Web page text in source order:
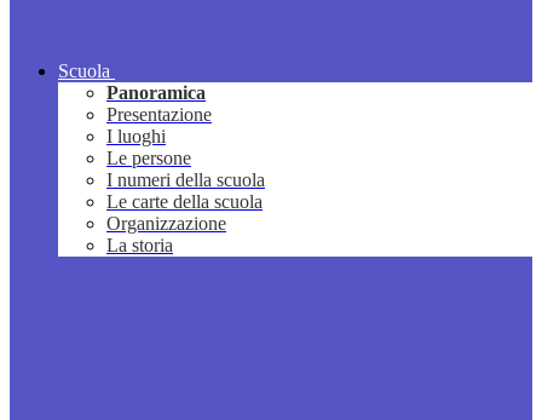
Scuola
Panoramica
Presentazione
I luoghi
Le persone
I numeri della scuola
Le carte della scuola
Organizzazione
La storia